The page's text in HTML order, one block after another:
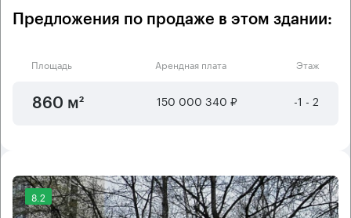
Предложения по продаже в этом здании:
Площадь Арендная плата Этаж
860 м² 150 000 340 ₽ -1 - 2
8.2